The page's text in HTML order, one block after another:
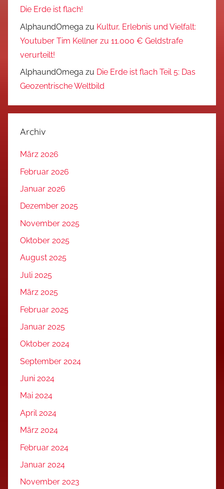
Die Erde ist flach!
AlphaundOmega zu Kultur, Erlebnis und Vielfalt:
Youtuber Tim Kellner zu 11.000 € Geldstrafe
verurteilt!
AlphaundOmega zu Die Erde ist flach Teil 5: Das
Geozentrische Weltbild
Archiv
März 2026
Februar 2026
Januar 2026
Dezember 2025
November 2025
Oktober 2025
August 2025
Juli 2025
März 2025
Februar 2025
Januar 2025
Oktober 2024
September 2024
Juni 2024
Mai 2024
April 2024
März 2024
Februar 2024
Januar 2024
November 2023